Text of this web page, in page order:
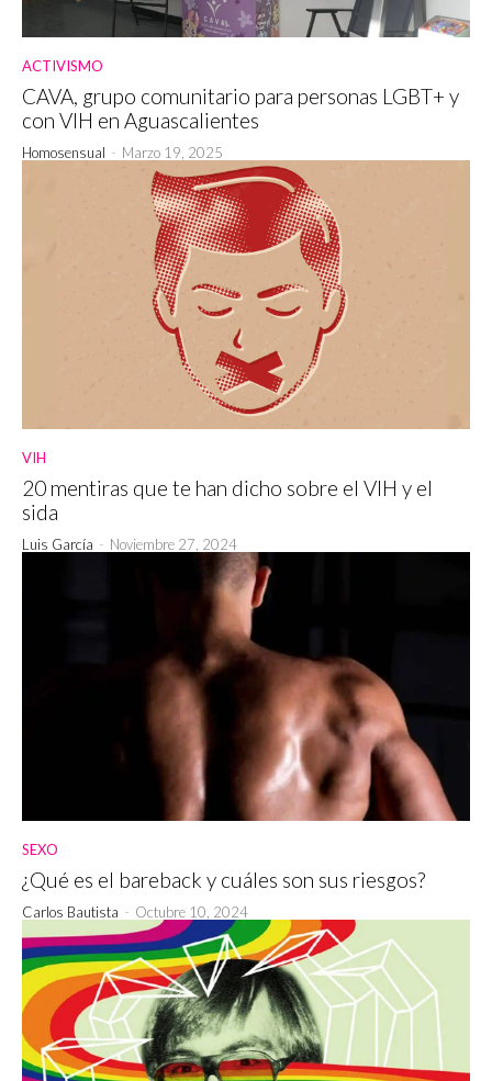
ACTIVISMO
CAVA, grupo comunitario para personas LGBT+ y
con VIH en Aguascalientes
Homosensual - Marzo 19, 2025
VIH
20 mentiras que te han dicho sobre el VIH y el
sida
Luis García - Noviembre 27, 2024
SEXO
¿Qué es el bareback y cuáles son sus riesgos?
Carlos Bautista - Octubre 10, 2024